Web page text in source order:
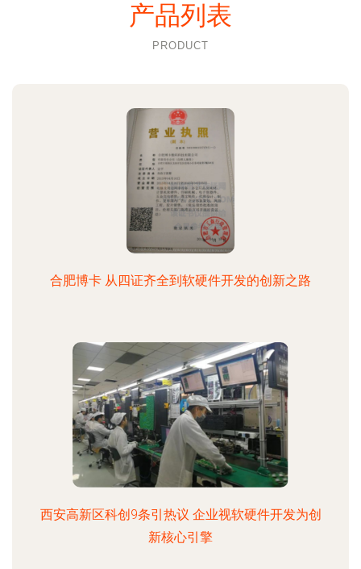
产品列表
PRODUCT
合肥博卡 从四证齐全到软硬件开发的创新之路
西安高新区科创9条引热议 企业视软硬件开发为创
新核心引擎